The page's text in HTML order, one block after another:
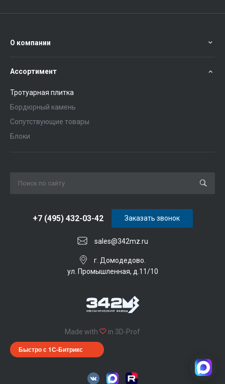
О компании
Ассортимент
Тротуарная плитка
Бордюрный камень
Сопутствующие товары
Блоки
sales@342mz.ru
+7 (495) 432-03-42
г. Домодедово.
ул. Промышленная, д.11/10
Заказать звонок
Made with in 3D-Prof
Быстро с 1С-Битрикс